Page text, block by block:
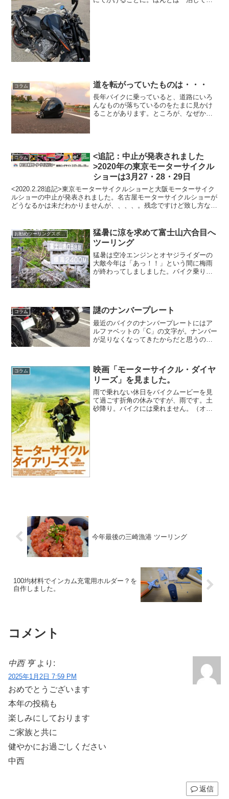
コラム 道を転がっていたものは・・・
長年バイクに乗っていると、道路にいろ
んなものが落ちているのをたまに見かけ
ることがあります。ところが、なぜかこ
コラム
<追記：中止が発表されました
>2020年の東京モーターサイクル
ショーは3月27・28・29日
<2020.2.28追記>東京モーターサイクルショーと大阪モーターサイク
ルショーの中止が発表されました。名古屋モーターサイクルショーが
どうなるかは未だわかりませんが、、、、。残念ですけど致し方ない
お勧めツーリングスポット
猛暑に涼を求めて富士山六合目へ
ツーリング
猛暑は空冷エンジンとオヤジライダーの
大敵今年は「あっ！！」という間に梅雨
が終わってしましました。バイク乗りに
のに猛暑日が続いている...
コラム 謎のナンバープレート
最近のバイクのナンバープレートにはア
ルファベットの「C」の文字が。ナンバー
が足りなくなってきたからだと思うので
ん。なぜ？
コラム
映画「モーターサイクル・ダイヤ
リーズ」を見ました。
雨で乗れない休日をバイクムービーを見
て過ごす折角の休みですが、雨です。土
砂降り。バイクには乗れません。（オレ
今年最後の三崎漁港 ツーリング
100均材料でインカム充電用ホルダー？を
自作しました。
コメント
中西 亨 より:
2025年1月2日 7:59 PM
おめでとうございます
本年の投稿も
楽しみにしております
ご家族と共に
健やかにお過ごしください
中西
返信